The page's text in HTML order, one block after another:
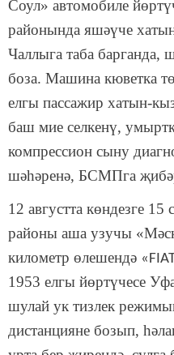
Соул» автомобиле
районында яшәүче
Чаллыга таба барганда,
боза. Машина кюветка
елгы пассажир хатын-
баш мие селкенү,
компрессион сыну
шәһәренә, БСМПга
12 августта көндезге 15
районы аша узучы
километр өлешендә
1953 елгы йөртүчесе
шулай ук тизлек
дистанцияне бозып,